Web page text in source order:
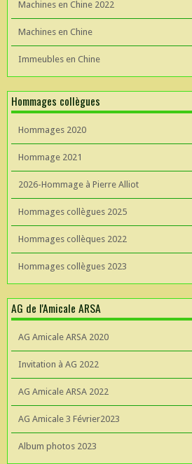
Machines en Chine 2022
Machines en Chine
Immeubles en Chine
Hommages collègues
Hommages 2020
Hommage 2021
2026-Hommage à Pierre Alliot
Hommages collègues 2025
Hommages collèques 2022
Hommages collègues 2023
AG de l'Amicale ARSA
AG Amicale ARSA 2020
Invitation à AG 2022
AG Amicale ARSA 2022
AG Amicale 3 Février2023
Album photos 2023